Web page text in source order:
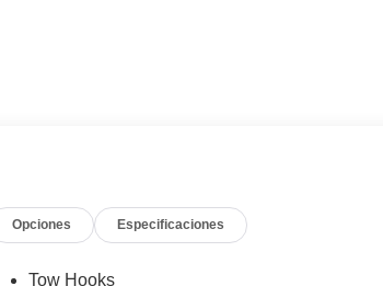
Opciones Especificaciones
Tow Hooks